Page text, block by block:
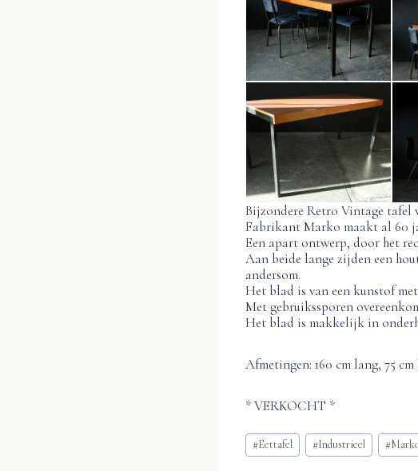
Bijzondere Retro Vintage tafel
Fabrikant Marko maakt al 60
Een apart ontwerp, door het
Aan beide lange zijden een
andersom.
Het blad is van een kunstof
Met gebruikssporen
Het blad is makkelijk in
Afmetingen: 160 cm lang, 75 cm
* VERKOCHT *
Bericht
tags:
#Eettafel #Industrieel #